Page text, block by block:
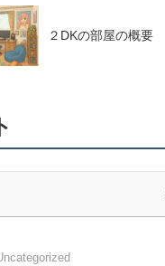
２DKの部屋の概要